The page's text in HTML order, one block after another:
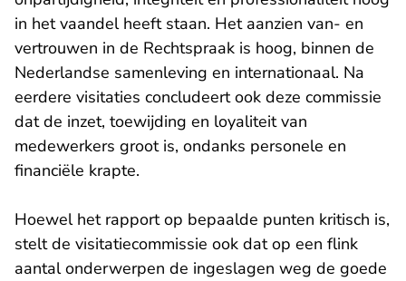
in het vaandel heeft staan. Het aanzien van- en
vertrouwen in de Rechtspraak is hoog, binnen de
Nederlandse samenleving en internationaal. Na
eerdere visitaties concludeert ook deze commissie
dat de inzet, toewijding en loyaliteit van
medewerkers groot is, ondanks personele en
financiële krapte.
Hoewel het rapport op bepaalde punten kritisch is,
stelt de visitatiecommissie ook dat op een flink
aantal onderwerpen de ingeslagen weg de goede